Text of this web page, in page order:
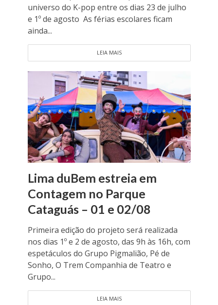
universo do K-pop entre os dias 23 de julho
e 1º de agosto As férias escolares ficam
ainda...
LEIA MAIS
Lima duBem estreia em
Contagem no Parque
Cataguás – 01 e 02/08
Primeira edição do projeto será realizada
nos dias 1º e 2 de agosto, das 9h às 16h, com
espetáculos do Grupo Pigmalião, Pé de
Sonho, O Trem Companhia de Teatro e
Grupo...
LEIA MAIS